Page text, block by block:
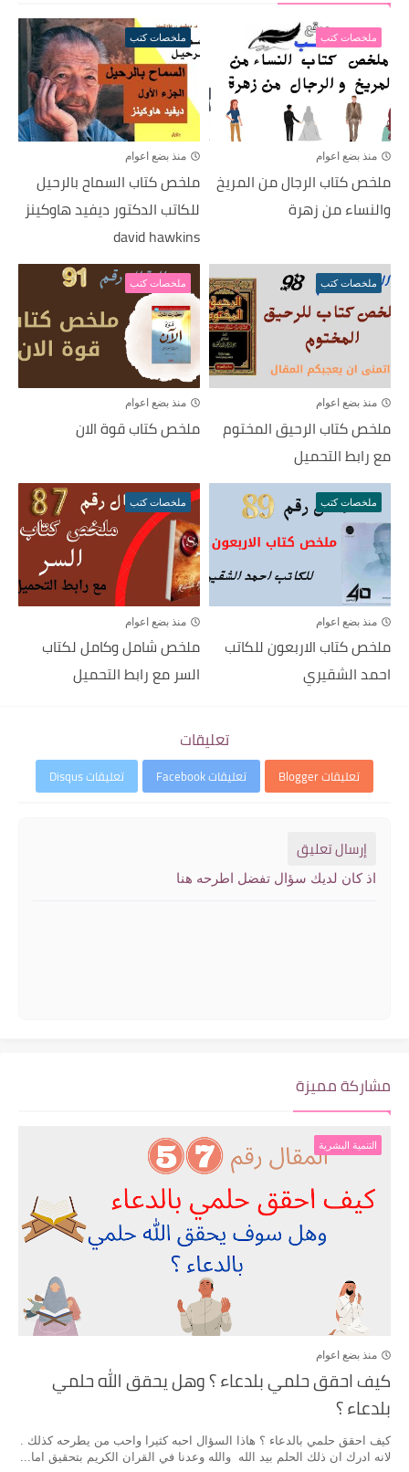
ملخصات كتب
منذ بضع اعوام
ملخص كتاب الرجال من المريخ
والنساء من زهرة
ملخصات كتب
منذ بضع اعوام
ملخص كتاب السماح بالرحيل
للكاتب الدكتور ديفيد هاوكينز
david hawkins
ملخصات كتب
منذ بضع اعوام
ملخص كتاب الرحيق المختوم
مع رابط التحميل
ملخصات كتب
منذ بضع اعوام
ملخص كتاب قوة الان
ملخصات كتب
منذ بضع اعوام
ملخص كتاب الاربعون للكاتب
احمد الشقيري
ملخصات كتب
منذ بضع اعوام
ملخص شامل وكامل لكتاب
السر مع رابط التحميل
تعليقات
تعليقات Blogger تعليقات Facebook تعليقات Disqus
إرسال تعليق
اذ كان لديك سؤال تفضل اطرحه هنا
مشاركة مميزة
التنمية البشرية
منذ بضع اعوام
كيف احقق حلمي بلدعاء ؟ وهل يحقق الله حلمي
بلدعاء ؟
كيف احقق حلمي بالدعاء ؟ هاذا السؤال احبه كثيرا واحب من يطرحه كذلك .
لانه ادرك ان ذلك الحلم بيد الله والله وعدنا في القران الكريم بتحقيق اما...